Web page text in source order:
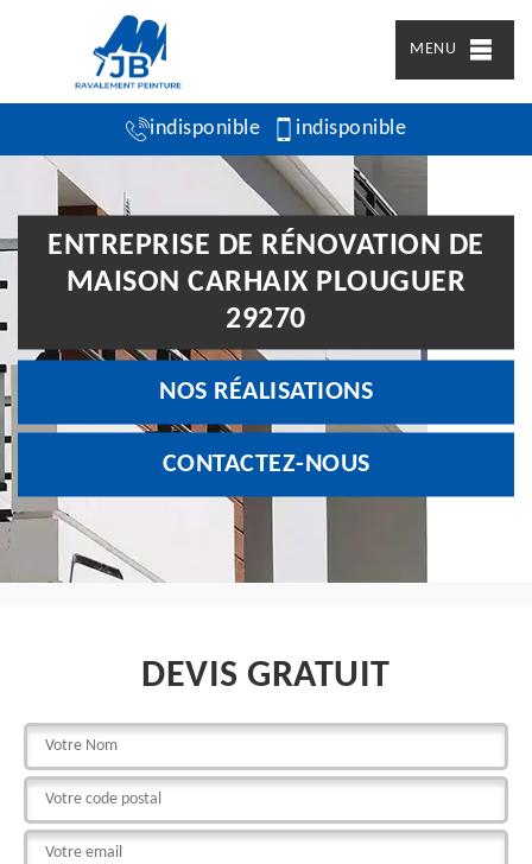
MENU
indisponible indisponible
ENTREPRISE DE RÉNOVATION DE
MAISON CARHAIX PLOUGUER
29270
NOS RÉALISATIONS
CONTACTEZ-NOUS
DEVIS GRATUIT